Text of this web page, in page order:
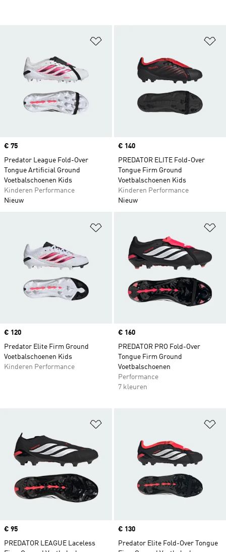
Price
€ 75
Predator League Fold-Over
Tongue Artificial Ground
Voetbalschoenen Kids
Kinderen Performance
Nieuw
Price
€ 140
PREDATOR ELITE Fold-Over
Tongue Firm Ground
Voetbalschoenen Kids
Kinderen Performance
Nieuw
Price
€ 120
Predator Elite Firm Ground
Voetbalschoenen Kids
Kinderen Performance
Price
€ 160
PREDATOR PRO Fold-Over
Tongue Firm Ground
Voetbalschoenen
Performance
7 kleuren
Price
€ 95
PREDATOR LEAGUE Laceless
Price
€ 130
Predator Elite Fold-Over Tongue